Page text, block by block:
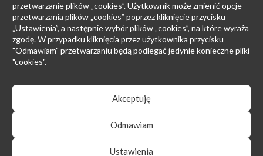
przetwarzanie plików „cookies”. Użytkownik może zmienić opcje
przetwarzania plików „cookies” poprzez kliknięcie przycisku
„Ustawienia”, a następnie wybór plików „cookies”, na które wyraża
zgodę. W przypadku kliknięcia przez użytkownika przycisku
"Odmawiam" przetwarzaniu będą podlegać jedynie konieczne pliki
"cookies".
Akceptuję
Odmawiam
Ustawienia
Prawo upadłościowe
Prawo autorskie
Prowadzenie sporów sądowych
Regulamin serwisu|Polityka prywatności